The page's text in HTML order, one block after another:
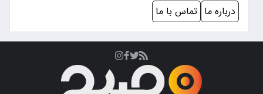
درباره ما تماس با ما